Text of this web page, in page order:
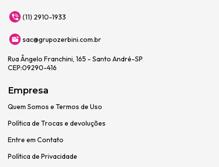
(11) 2910-1933
sac@grupozerbini.com.br
Rua Ângelo Franchini, 165 - Santo André-SP
CEP:09290-416
Empresa
Quem Somos e Termos de Uso
Política de Trocas e devoluções
Entre em Contato
Política de Privacidade